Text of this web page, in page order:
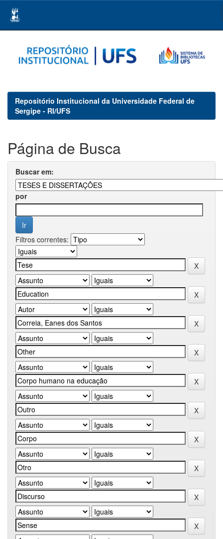
navigation
Repositório Institucional da Universidade Federal de
Sergipe - RI/UFS
Página de Busca
Buscar em:
por
Filtros correntes: